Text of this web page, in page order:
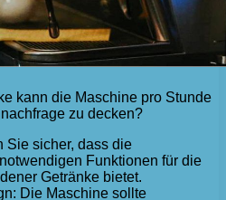
kann die Maschine pro Stunde
zu decken?
Sie sicher, dass die
Funktionen für die
Getränke bietet.
Die Maschine sollte